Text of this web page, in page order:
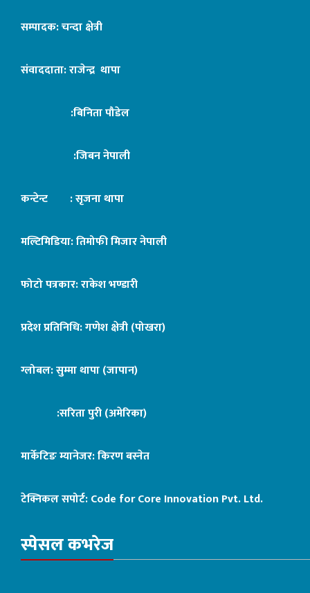
सम्पादक: चन्दा क्षेत्री
संवाददाता: राजेन्द्र थापा
:बिनिता पौडेल
:जिबन नेपाली
कन्टेन्ट : सृजना थापा
मल्टिमिडिया: तिमोफी मिजार नेपाली
फोटो पत्रकार: राकेश भण्डारी
प्रदेश प्रतिनिधि: गणेश क्षेत्री (पोखरा)
ग्लोबल: सुम्मा थापा (जापान)
:सरिता पुरी (अमेरिका)
मार्केटिङ म्यानेजर: किरण बस्नेत
टेक्निकल सपोर्ट:Code for Core Innovation Pvt. Ltd.
स्पेसल कभरेज